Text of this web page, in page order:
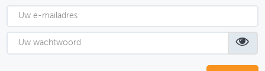
MIJN PROFIEL
GEBRUIKER